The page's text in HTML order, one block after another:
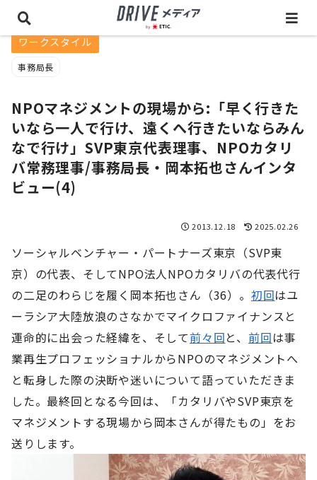
ワークスタイル
事務局長
NPOマネジメントの現場から:「早く行きた
いなら一人で行け、遠くへ行きたいならみん
なで行け」SVP東京代表理事、NPOカタリ
バ常務理事/事務局長・岡本拓也さんインタ
ビュー(4)
2013.12.18 2025.02.26
ソーシャルベンチャー・パートナーズ東京（SVP東
京）の代表、そしてNPO法人NPOカタリバの代表代行
の二足のわらじを履く岡本拓也さん（36）。 初回はユ
ーラシア大陸放浪のさなかでマイクロファイナンスと
運命的に出会った経緯を、そして前々回と、前回は事
業再生プロフェッショナルからNPOのマネジメントへ
と転身した際の決断や迷いについて語っていただきま
した。最終回となる今回は、「カタリバやSVP東京を
マネジメントする現場から岡本さんが得たもの」をお
送りします。